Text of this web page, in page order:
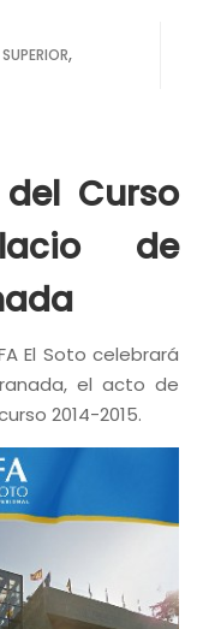
,
Curso
de
El Soto celebrará
el acto de
2014-2015.